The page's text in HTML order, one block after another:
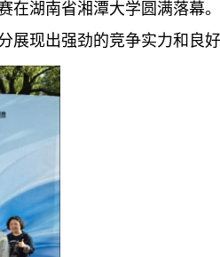
在湖南省湘潭大学 圆满落幕
现出强劲的竞争实力和良好